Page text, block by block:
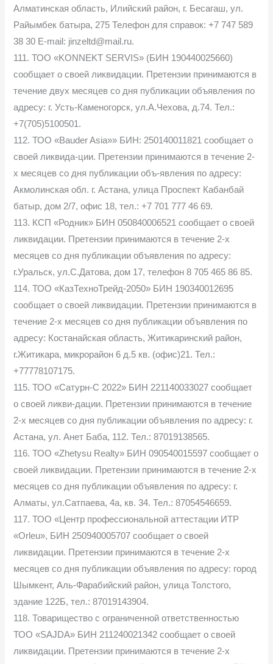
Алматинская область, Илийский район, г. Бесагаш, ул.
Райымбек батыра, 275 Телефон для справок: +7 747 589
38 30 E-mail: jinzeltd@mail.ru.
111. ТОО «KONNEKT SERVIS» (БИН 190440025660)
сообщает о своей ликвидации. Претензии принимаются в
течение двух месяцев со дня публикации объявления по
адресу: г. Усть-Каменогорск, ул.А.Чехова, д.74. Тел.:
+7(705)5100501.
112. ТОО «Bauder Asia»» БИН: 250140011821 сообщает о
своей ликвида-ции. Претензии принимаются в течение 2-
х месяцев со дня публикации объ-явления по адресу:
Акмолинская обл. г. Астана, улица Проспект Кабанбай
батыр, дом 2/7, офис 18, тел.: +7 701 777 46 69.
113. КСП «Родник» БИН 050840006521 сообщает о своей
ликвидации. Претензии принимаются в течение 2-х
месяцев со дня публикации объявления по адресу:
г.Уральск, ул.С.Датова, дом 17, телефон 8 705 465 86 85.
114. ТОО «КазТехноТрейд-2050» БИН 190340012695
сообщает о своей ликвидации. Претензии принимаются в
течение 2-х месяцев со дня публикации объявления по
адресу: Костанайская область, Житикаринский район,
г.Житикара, микрорайон 6 д.5 кв. (офис)21. Тел.:
+77778107175.
115. ТОО «Сатурн-С 2022» БИН 221140033027 сообщает
о своей ликви-дации. Претензии принимаются в течение
2-х месяцев со дня публикации объявления по адресу: г.
Астана, ул. Анет Баба, 112. Тел.: 87019138565.
116. ТОО «Zhetysu Realty» БИН 090540015597 сообщает о
своей ликвидации. Претензии принимаются в течение 2-х
месяцев со дня публикации объявления по адресу: г.
Алматы, ул.Сатпаева, 4а, кв. 34. Тел.: 87054546659.
117. ТОО «Центр профессиональной аттестации ИТР
«Orleu», БИН 250940005707 сообщает о своей
ликвидации. Претензии принимаются в течение 2-х
месяцев со дня публикации объявления по адресу: город
Шымкент, Аль-Фарабийский район, улица Толстого,
здание 122Б, тел.: 87019143904.
118. Товарищество с ограниченной ответственностью
ТОО «SAJDA» БИН 211240021342 сообщает о своей
ликвидации. Претензии принимаются в течение 2-х